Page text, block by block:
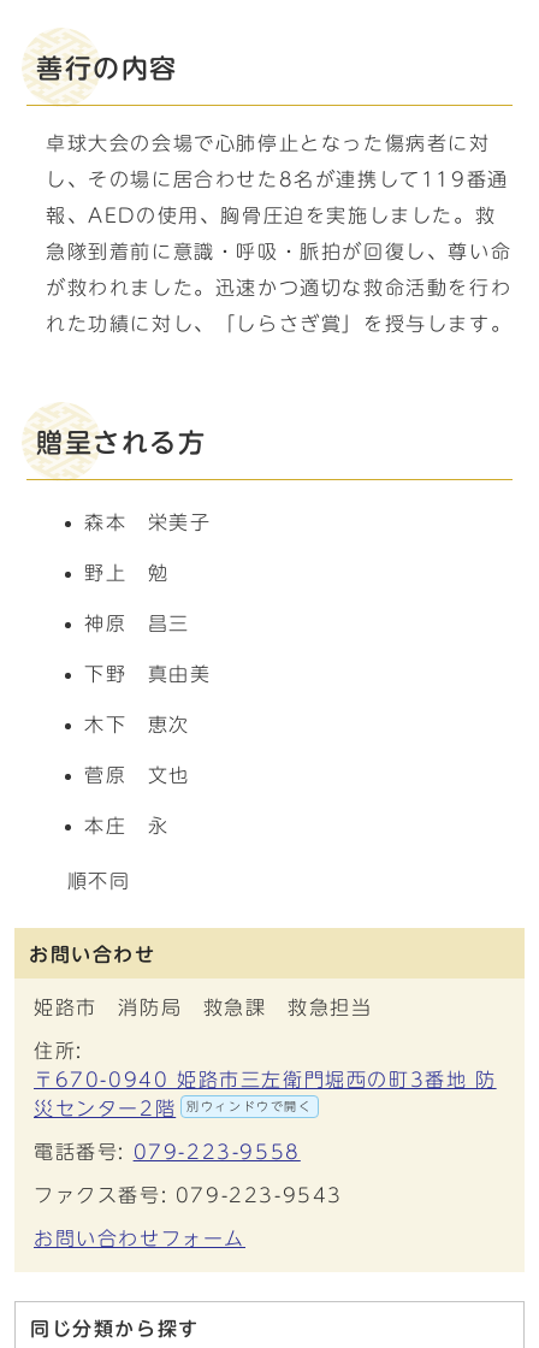
善行の内容
卓球大会の会場で心肺停止となった傷病者に対
し、その場に居合わせた8名が連携して119番通
報、AEDの使用、胸骨圧迫を実施しました。救
急隊到着前に意識・呼吸・脈拍が回復し、尊い命
が救われました。迅速かつ適切な救命活動を行わ
れた功績に対し、「しらさぎ賞」を授与します。
贈呈される方
森本 栄美子
野上 勉
神原 昌三
下野 真由美
木下 恵次
菅原 文也
本庄 永
順不同
お問い合わせ
姫路市 消防局 救急課 救急担当
住所:
〒670-0940 姫路市三左衛門堀西の町3番地 防
災センター2階
別ウィンドウで開く
電話番号: 079-223-9558
ファクス番号: 079-223-9543
お問い合わせフォーム
同じ分類から探す